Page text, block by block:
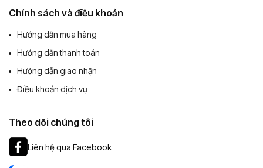
Chính sách và điều khoản
Hướng dẫn mua hàng
Hướng dẫn thanh toán
Hướng dẫn giao nhận
Điều khoản dịch vụ
Theo dõi chúng tôi
Liên hệ qua Facebook